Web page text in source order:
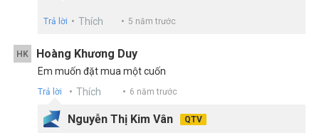
Trả lời Thích 5 năm trước
HK Hoàng Khương Duy
Em muốn đặt mua một cuốn
Trả lời Thích 6 năm trước
Nguyễn Thị Kim Vân QTV